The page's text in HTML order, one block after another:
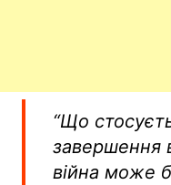
“Що
завершення
війна може